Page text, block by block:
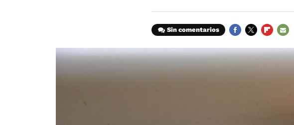
Sin comentarios
MAIL